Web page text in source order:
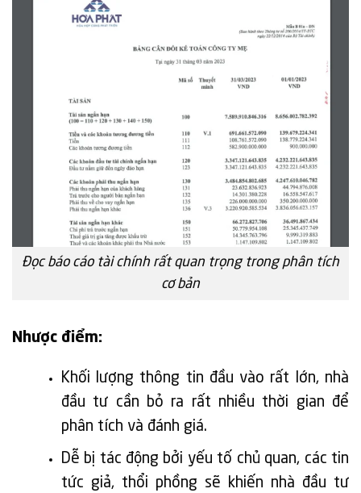
Đọc báo cáo tài chính rất quan trọng trong phân tích
cơ bản
Nhược điểm:
Khối lượng thông tin đầu vào rất lớn, nhà
đầu tư cần bỏ ra rất nhiều thời gian để
phân tích và đánh giá.
Dễ bị tác động bởi yếu tố chủ quan, các tin
tức giả, thổi phồng sẽ khiến nhà đầu tư